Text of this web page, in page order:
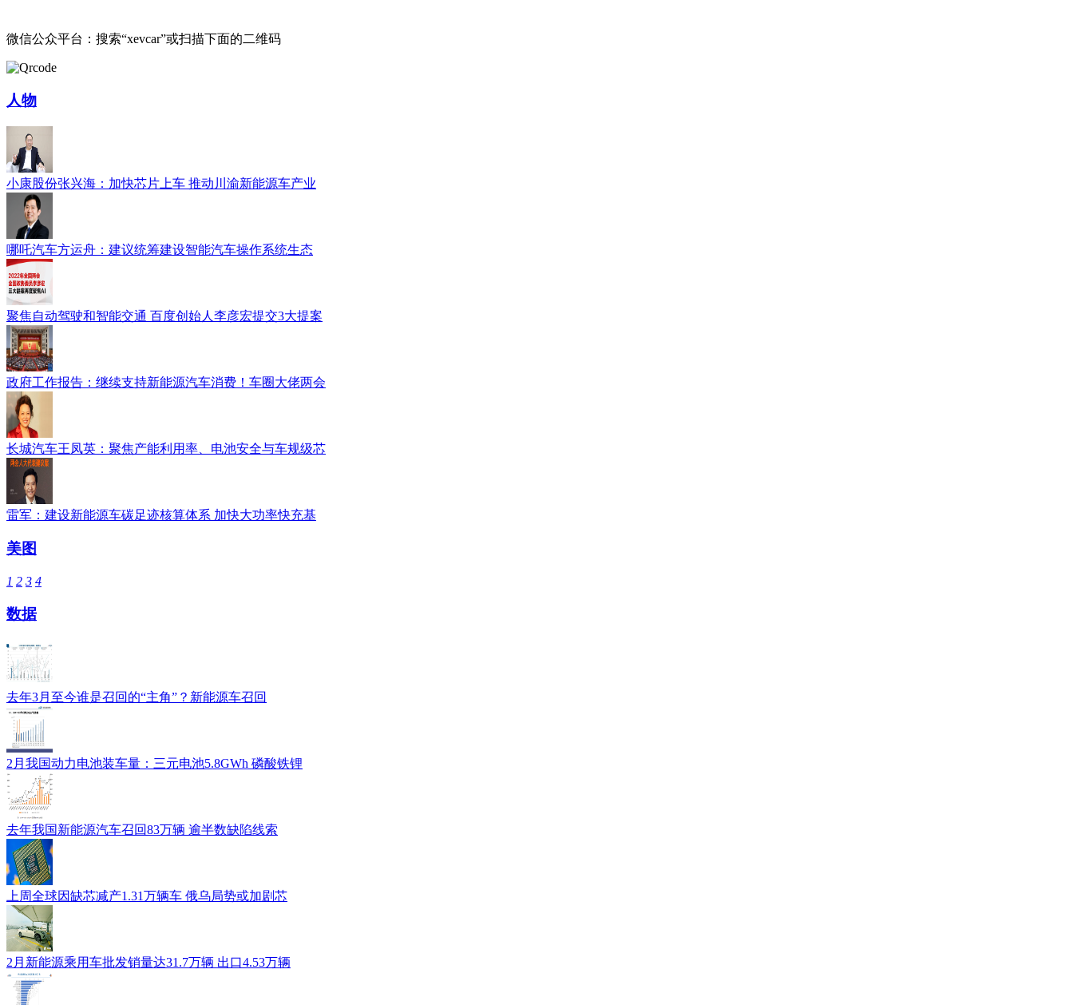
微信公众平台：搜索“xevcar”或扫描下面的二维码
人物
小康股份张兴海：加快芯片上车 推动川渝新能源车产业
哪吒汽车方运舟：建议统筹建设智能汽车操作系统生态
聚焦自动驾驶和智能交通 百度创始人李彦宏提交3大提案
政府工作报告：继续支持新能源汽车消费！车圈大佬两会
长城汽车王凤英：聚焦产能利用率、电池安全与车规级芯
雷军：建设新能源车碳足迹核算体系 加快大功率快充基
美图
1 2 3 4
数据
去年3月至今谁是召回的“主角”？新能源车召回
2月我国动力电池装车量：三元电池5.8GWh 磷酸铁锂
去年我国新能源汽车召回83万辆 逾半数缺陷线索
上周全球因缺芯减产1.31万辆车 俄乌局势或加剧芯
2月新能源乘用车批发销量达31.7万辆 出口4.53万辆